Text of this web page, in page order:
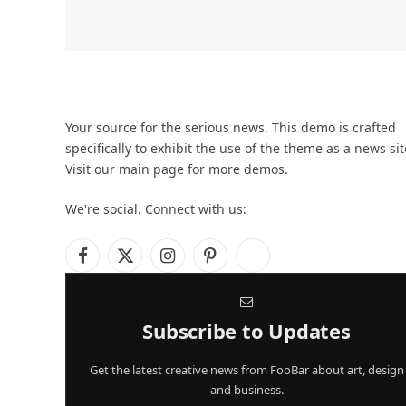
Your source for the serious news. This demo is crafted
specifically to exhibit the use of the theme as a news
Visit our main page for more demos.
We're social. Connect with us:
Facebook
X
InstagramPinterest
Subscribe to Updates
Get the latest creative news from FooBar about art, design
and business.